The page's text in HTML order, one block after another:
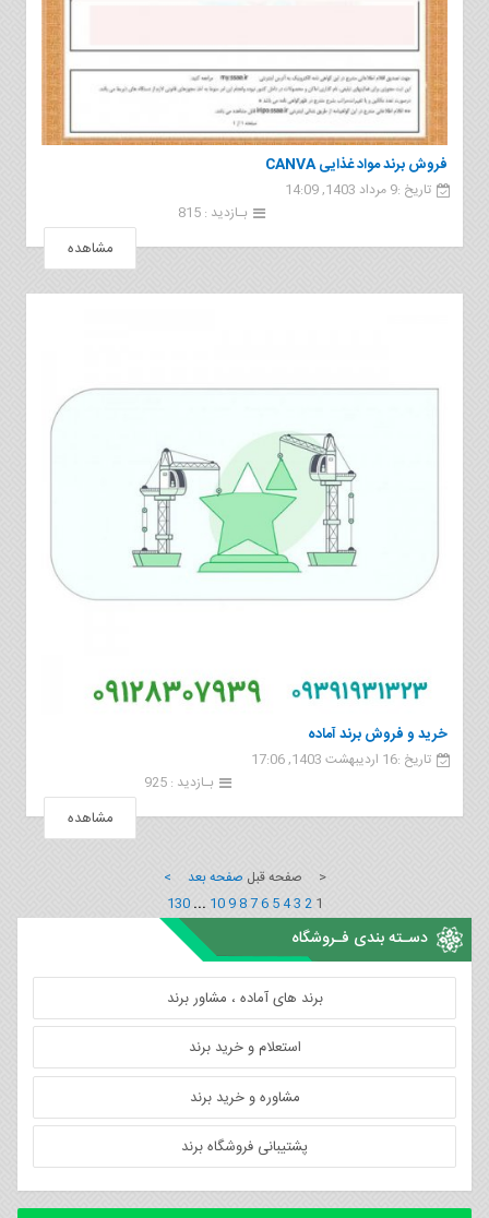
فروش برند مواد غذایی CANVA
تاریخ :9 مرداد 1403, 14:09
بـازدید : 815
مشاهده
خرید و فروش برند آماده
تاریخ :16 اردیبهشت 1403, 17:06
بـازدید : 925
مشاهده
< صفحه قبل صفحه بعد >
1
2
3
4
5
6
7
8
9
10
...
130
دسـته بندی فـروشگاه
برند های آماده ، مشاور برند
استعلام و خرید برند
مشاوره و خرید برند
پشتیبانی فروشگاه برند